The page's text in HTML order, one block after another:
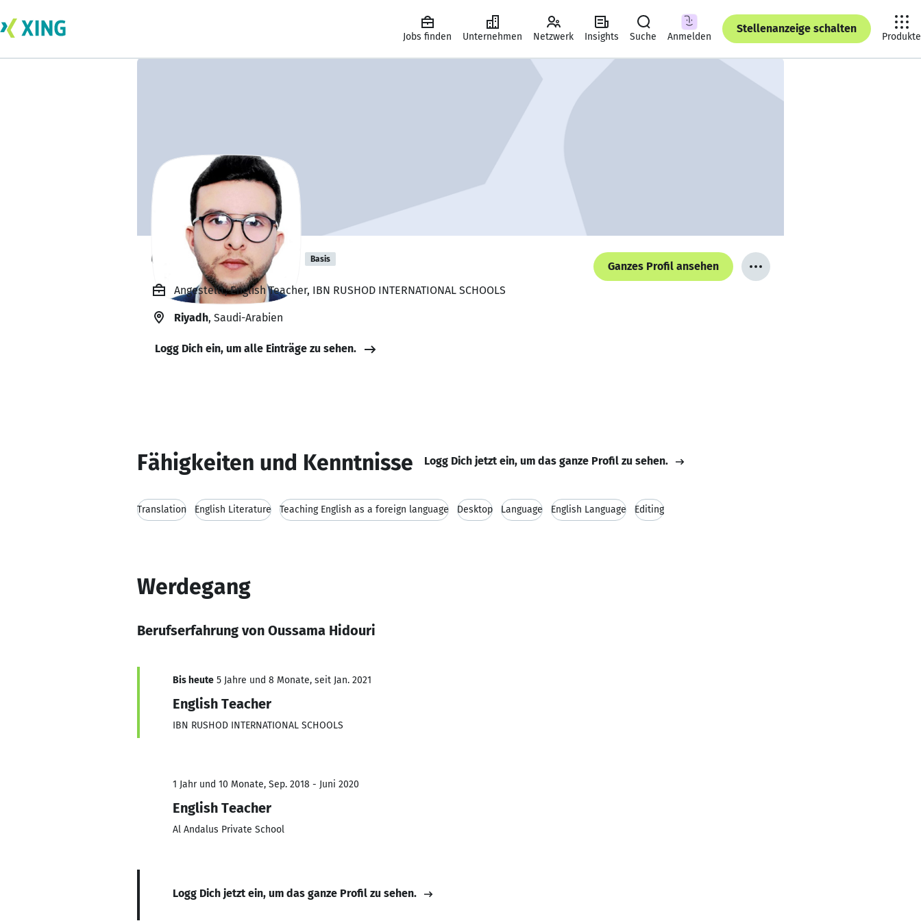
Jobs finden Unternehmen Netzwerk Insights Suche Anmelden
Stellenanzeige schalten
Produkte
Oussama Hidouri Basis
Ganzes Profil ansehen
Angestellt, English Teacher, IBN RUSHOD INTERNATIONAL SCHOOLS
Riyadh, Saudi-Arabien
Logg Dich ein, um alle Einträge zu sehen.
Fähigkeiten und Kenntnisse Logg Dich jetzt ein, um das ganze Profil zu sehen.
Translation English Literature Teaching English as a foreign language Desktop Language English Language Editing
Werdegang
Berufserfahrung von Oussama Hidouri
Bis heute 5 Jahre und 8 Monate, seit Jan. 2021
English Teacher
IBN RUSHOD INTERNATIONAL SCHOOLS
1 Jahr und 10 Monate, Sep. 2018 - Juni 2020
English Teacher
Al Andalus Private School
Logg Dich jetzt ein, um das ganze Profil zu sehen.